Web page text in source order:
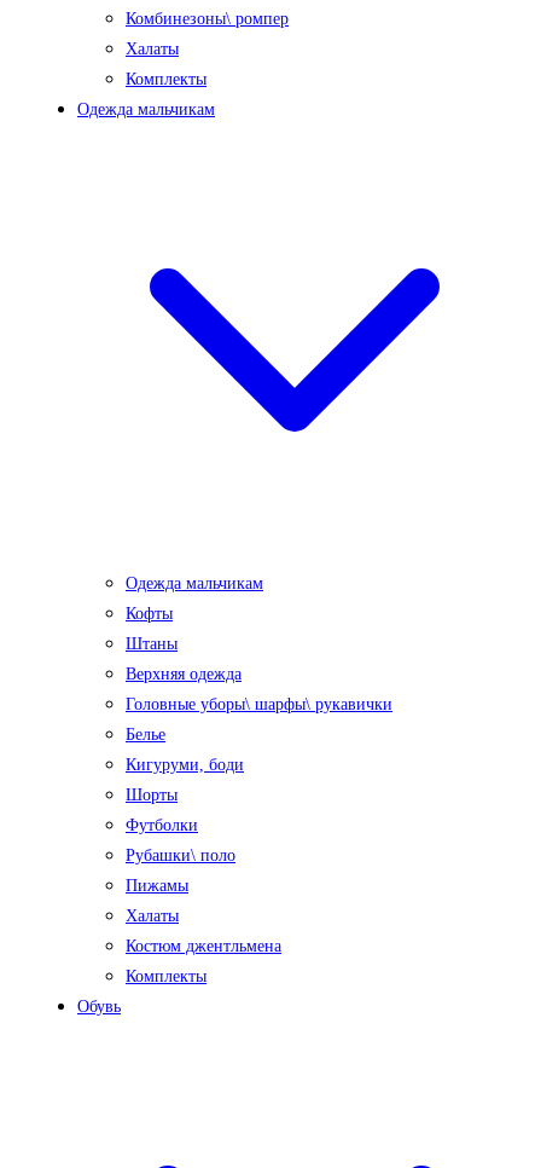
Комбинезоны\ ромпер
Халаты
Комплекты
Одежда мальчикам
Одежда мальчикам
Кофты
Штаны
Верхняя одежда
Головные уборы\ шарфы\ рукавички
Белье
Кигуруми, боди
Шорты
Футболки
Рубашки\ поло
Пижамы
Халаты
Костюм джентльмена
Комплекты
Обувь